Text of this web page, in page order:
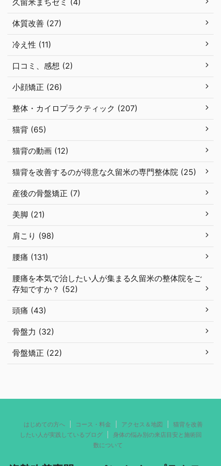
久留米まちゼミ (4)
体質改善 (27)
冷え性 (11)
口コミ、感想 (2)
小顔矯正 (26)
整体・カイロプラクティック (207)
猫背 (65)
猫背の動画 (12)
猫背を改善するのが得意な久留米の専門整体院 (25)
産後の骨盤矯正 (7)
美脚 (21)
肩こり (98)
腰痛 (131)
腰痛を本気で治したい人が集まる久留米の整体院をご
存知ですか？ (52)
頭痛 (43)
骨盤力 (32)
骨盤矯正 (22)
はじめての方へ コース・料金 アクセス＆地図
猫背を改善
したい人が実践しているブログ
身体の悩み別の来店目安と施術回
数について